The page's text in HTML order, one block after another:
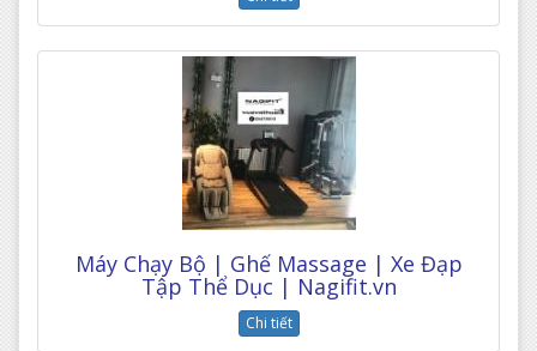
Máy Chạy Bộ | Ghế Massage | Xe Đạp
Tập Thể Dục | Nagifit.vn
Chi tiết